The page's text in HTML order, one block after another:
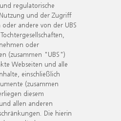
regulatorische
und der Zugriff
andere von der UBS
oder
(zusammen "UBS")
Webseiten und alle
einschließlich
(zusammen
diesem
allen anderen
Die hierin